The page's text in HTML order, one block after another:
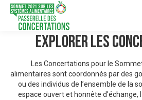
Explorer les
Les Concertations pour le
alimentaires sont coordonnés par des
ou des individus de l’ensemble de la
espace ouvert et honnête d'échange,